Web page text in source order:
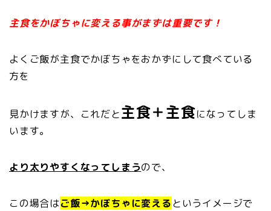
主食をかぼちゃに変える事がまずは重要です！
よくご飯が主食でかぼちゃをおかずにして食べている
方を
見かけますが、これだと主食＋主食になってしま
います。
より太りやすくなってしまうので、
この場合はご飯→かぼちゃに変えるというイメージで